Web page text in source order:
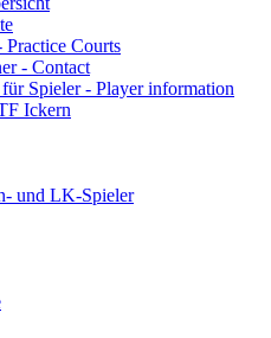
Practice Courts
- Contact
Spieler - Player information
Ickern
und LK-Spieler